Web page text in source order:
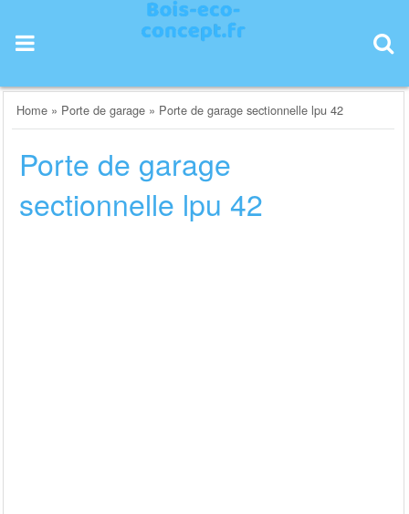
content
Home » Porte de garage » Porte de garage sectionnelle lpu 42
Porte de garage
sectionnelle lpu 42